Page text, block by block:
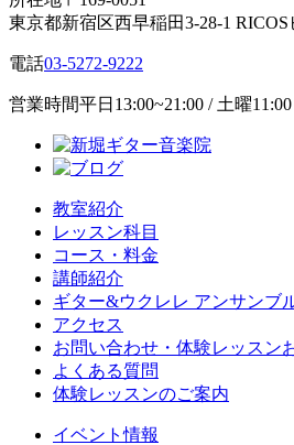
東京都新宿区西早稲田3-28-1 RICOS
電話03-5272-9222
営業時間平日13:00~21:00 / 土曜
教室紹介
レッスン科目
コース・料金
講師紹介
ギター&ウクレレ アンサンブ
アクセス
お問い合わせ・体験レッスン
よくある質問
体験レッスンのご案内
イベント情報